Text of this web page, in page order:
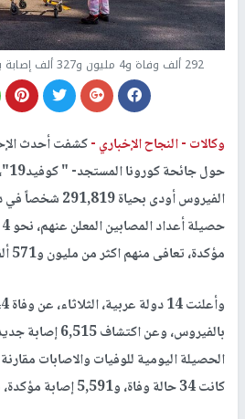
292 ألف وفاة و4 مليون و327 ألف إصابة بفيروس كورونا في العالم
وكالات -النجاح الإخباري -كشفت أحدث
الفيروس أودى
مؤكدة، تعافى منهم اكثر من مليون و571 ألف مريض.
بالفيروس، وعن
الحصيلة اليومية للوفيات والاصابات
كانت 34 حالة وفاة، و5,591 إصابة مؤكدة، في 13 دولة عربية.